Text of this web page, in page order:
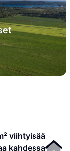
viihtyisää
kahdessa